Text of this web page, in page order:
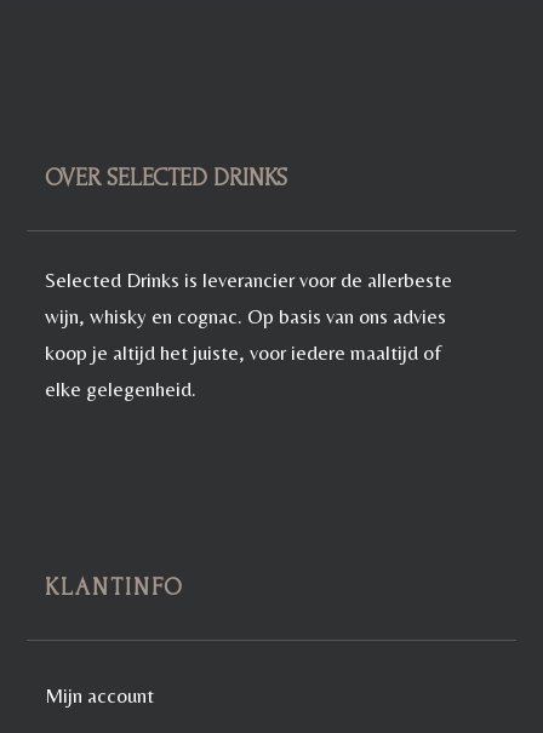
OVER SELECTED DRINKS
Selected Drinks is leverancier voor de allerbeste
wijn, whisky en cognac. Op basis van ons advies
koop je altijd het juiste, voor iedere maaltijd of
elke gelegenheid.
KLANTINFO
Mijn account